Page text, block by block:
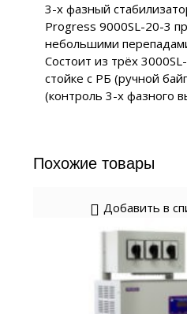
3-х фазный
Progress 9000SL-20-3
небольшими
Состоит из трёх
стойке с РБ (ручной
(контроль 3-х фазного
Похожие товары
Добавить в